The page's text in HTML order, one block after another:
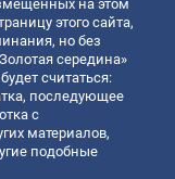
на этом
этого сайта,
но без
середина»
считаться:
последующее
с
материалов,
подобные